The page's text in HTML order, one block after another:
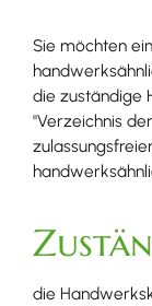
Sie möchten
die zuständige
"Verzeichnis
die